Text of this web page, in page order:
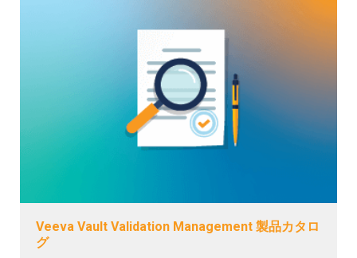
Veeva Vault Validation Management 製品カタロ
グ